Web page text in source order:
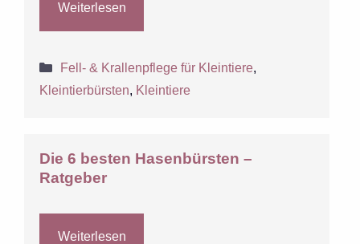
Weiterlesen
Kategorien
Fell- & Krallenpflege für Kleintiere,
Kleintierbürsten, Kleintiere
Die 6 besten Hasenbürsten –
Ratgeber
Weiterlesen